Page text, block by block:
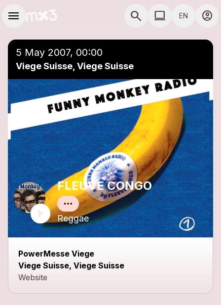
menu search COMPUTER USE
computer EN account_circle
5 May 2007, 00:00
Viege Suisse, Viege Suisse
FLEUVE CONGO
Reggae
PowerMesse Viege
Viege Suisse, Viege Suisse
Website
Add to a playlist close